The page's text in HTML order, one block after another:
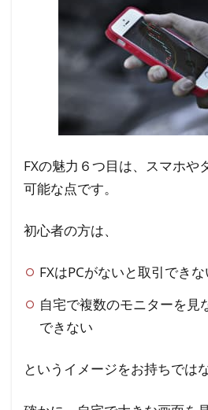
FXの魅力６つ目は、スマホや
可能な点です。
初心者の方は、
FXはPCがないと取引できな
自宅で複数のモニターを見
できない
というイメージをお持ちでは